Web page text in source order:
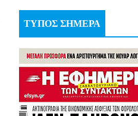
ΤΥΠΟΣ ΣΗΜΕΡΑ